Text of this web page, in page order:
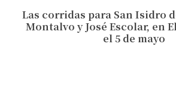
Las corridas para San Isidro
Montalvo y José Escolar, en
el 5 de mayo